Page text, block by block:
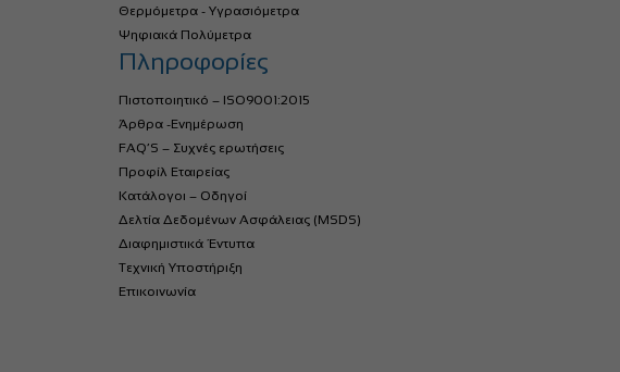
Θερμόμετρα - Υγρασιόμετρα
Ψηφιακά Πολύμετρα
Πληροφορίες
Πιστοποιητικό – ISO9001:2015
Άρθρα -Ενημέρωση
FAQ’S – Συχνές ερωτήσεις
Προφίλ Εταιρείας
Κατάλογοι – Οδηγοί
Δελτία Δεδομένων Ασφάλειας (MSDS)
Διαφημιστικά Έντυπα
Τεχνική Υποστήριξη
Επικοινωνία